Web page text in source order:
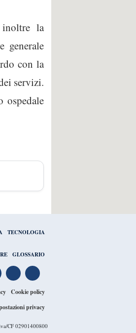
inoltre la
generale
con la
servizi.
ospedale
TECNOLOGIA
GLOSSARIO
Cookie policy
privacy
CF 02901400800